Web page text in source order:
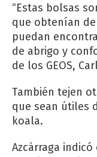
“Estas bolsas
que obtenían
puedan
de abrigo y
de los GEOS,
También tejen
que sean útiles
koala.
Azcárraga